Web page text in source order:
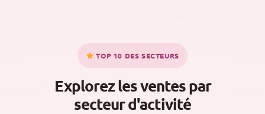
TOP 10 DES SECTEURS
Explorez les ventes par
secteur d'activité